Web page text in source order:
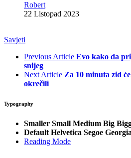
Robert
22 Listopad 2023
Savjeti
Previous Article Evo kako da
snijeg
Next Article Za 10 minuta zid
okrečili
Typography
Smaller Small Medium Big
Default Helvetica Segoe Georgia
Reading Mode